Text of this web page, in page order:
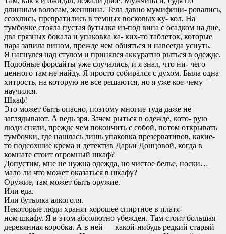
длинным волосам, женщина. Тела давно мумифици- ровались,
ссохлись, превратились в темных восковых ку- кол. На
тумбочке стояла пустая бутылка из-под вина с осадком на дне,
два грязных бокала и упаковка ка- ких-то таблеток, которые
пара запила вином, прежде чем обняться и навсегда уснуть.
Я нагнулся над стулом и принялся аккуратно рыться в одежде.
Подобные форсайты уже случались, и я знал, что ни- чего
ценного там не найду. Я просто собирался с духом. Была одна
хитрость, на которую не все решаются, но я уже кое-чему
научился.
Шкаф!
Это может быть опасно, поэтому многие туда даже не
заглядывают. А ведь зря. Зачем рыться в одежде, кото- рую
люди сняли, прежде чем покончить с собой, потом открывать
тумбочки, где нашлась лишь упаковка презервативов, какие-
то подсохшие крема и детектив Дарьи Донцовой, когда в
комнате стоит огромный шкаф?
Допустим, мне не нужна одежда, но чистое белье, носки…
мало ли что может оказаться в шкафу?
Оружие, там может быть оружие.
Или еда.
Или бутылка алкоголя.
Некоторые люди хранят хорошее спиртное в платя-
ном шкафу. Я в этом абсолютно убежден. Там стоит большая
деревянная коробка. А в ней — какой-нибудь редкий старый